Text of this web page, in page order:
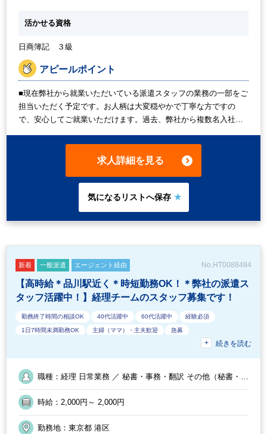
活かせる資格
日商簿記 ３級
アピールポイント
■現在弊社から就業いただいている派遣スタッフの業務の一部をご
担当いただく予定です。お人柄は大変穏やかで丁寧な方ですの
で、安心してご就業いただけます。過去、弊社から複数名入社実
題ございません。会計ソフトへの入力も日本語表記です。 ■経理
業務以外にもファイリングなど庶務業務もお願いする予定です。
を募集しております。
求人詳細を見る
新着 一般派遣 エージェント経由 No.HT0088484
【高時給＊品川駅近く＊時短勤務OK！＊弊社の派遣ス
タッフ活躍中！】経理チームのスタッフ募集です！
勤務終了時間の相談OK 40代活躍中 60代活躍中 経験必須
1日7時間未満勤務OK 主婦（ママ）・主夫歓迎 急募
外国人がいるグローバルなオフィス
フルタイム オフィスカジュアルOK 50代活躍中
ルーティンワークがメイン
10時以降出社OK
オフィスが禁煙 定時早め 英語力不要
業務手順等のOJT 時短勤務の相談OK
続きを読む
職種：経理 日常業務 ／ 秘書・事務・翻訳 その他（秘書・事
務・翻訳）
時給：2,000円～ 2,000円
勤務地：東京都 港区